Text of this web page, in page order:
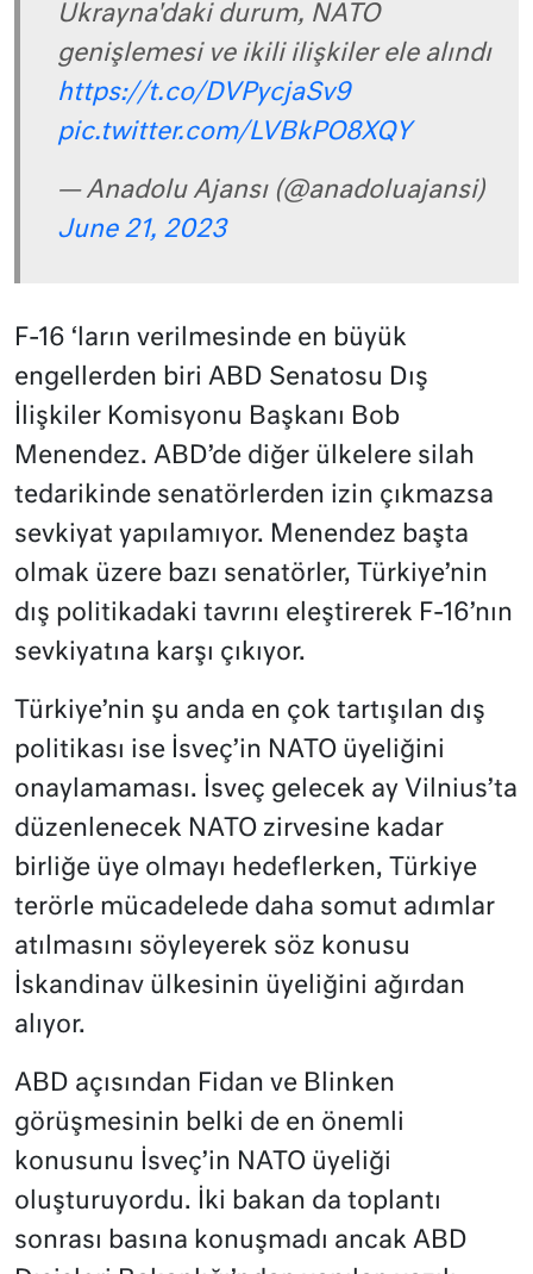
Ukrayna'daki durum, NATO
genişlemesi ve ikili ilişkiler ele alındı
https://t.co/DVPycjaSv9
pic.twitter.com/LVBkPO8XQY
— Anadolu Ajansı (@anadoluajansi)
June 21, 2023
F-16 ‘ların verilmesinde en büyük
engellerden biri ABD Senatosu Dış
İlişkiler Komisyonu Başkanı Bob
Menendez. ABD’de diğer ülkelere silah
tedarikinde senatörlerden izin çıkmazsa
sevkiyat yapılamıyor. Menendez başta
olmak üzere bazı senatörler, Türkiye’nin
dış politikadaki tavrını eleştirerek F-16’nın
sevkiyatına karşı çıkıyor.
Türkiye’nin şu anda en çok tartışılan dış
politikası ise İsveç’in NATO üyeliğini
onaylamaması. İsveç gelecek ay Vilnius’ta
düzenlenecek NATO zirvesine kadar
birliğe üye olmayı hedeflerken, Türkiye
terörle mücadelede daha somut adımlar
atılmasını söyleyerek söz konusu
İskandinav ülkesinin üyeliğini ağırdan
alıyor.
ABD açısından Fidan ve Blinken
görüşmesinin belki de en önemli
konusunu İsveç’in NATO üyeliği
oluşturuyordu. İki bakan da toplantı
sonrası basına konuşmadı ancak ABD